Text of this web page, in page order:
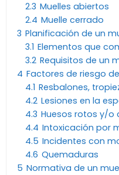
2.3 Muelles abiertos
2.4 Muelle cerrado
3 Planificación de un
3.1 Elementos que
3.2 Requisitos de un
4 Factores de riesgo
4.1 Resbalones,
4.2 Lesiones en la
4.3 Huesos rotos y/o
4.4 Intoxicación por
4.5 Incidentes con
4.6 Quemaduras
5 Normativa de un